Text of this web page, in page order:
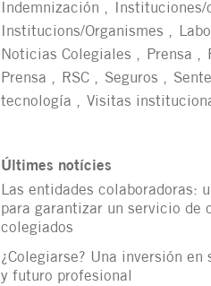
Indemnización
Instituciones/
Institucions/Organismes
Noticias Colegiales
Prensa
Prensa
RSC Seguros
tecnología
Visitas
Últimes notícies
Las entidades colaboradoras:
para garantizar un servicio de
colegiados
¿Colegiarse? Una inversión
y futuro profesional